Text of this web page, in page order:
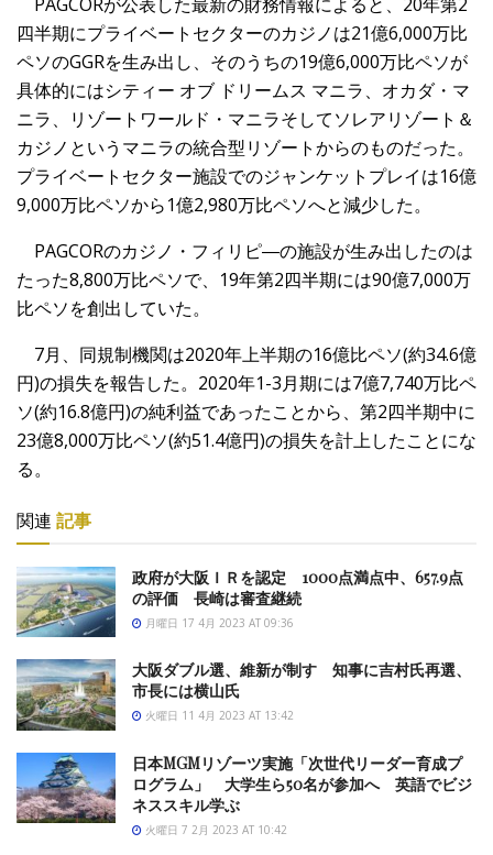
四半期にプライベートセクターのカジノは21億6,000万比
ペソのGGRを生み出し、そのうちの19億6,000万比ペソが
具体的にはシティー オブ ドリームス マニラ、オカダ・マ
ニラ、リゾートワールド・マニラそしてソレアリゾート＆
カジノというマニラの統合型リゾートからのものだった。
プライベートセクター施設でのジャンケットプレイは16億
9,000万比ペソから1億2,980万比ペソへと減少した。
PAGCORのカジノ・フィリピ―の施設が生み出したのは
たった8,800万比ペソで、19年第2四半期には90億7,000万
比ペソを創出していた。
7月、同規制機関は2020年上半期の16億比ペソ(約34.6億
円)の損失を報告した。2020年1-3月期には7億7,740万比ペ
ソ(約16.8億円)の純利益であったことから、第2四半期中に
23億8,000万比ペソ(約51.4億円)の損失を計上したことにな
る。
関連 記事
政府が大阪ＩＲを認定 1000点満点中、657.9点
の評価 長崎は審査継続
月曜日 17 4月 2023 AT 09:36
大阪ダブル選、維新が制す 知事に吉村氏再選、
市長には横山氏
火曜日 11 4月 2023 AT 13:42
日本MGMリゾーツ実施「次世代リーダー育成プ
ログラム」 大学生ら50名が参加へ 英語でビジ
ネススキル学ぶ
火曜日 7 2月 2023 AT 10:42